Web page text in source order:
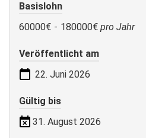
Basislohn
60000€ - 180000€ pro Jahr
Veröffentlicht am
22. Juni 2026
Gültig bis
31. August 2026